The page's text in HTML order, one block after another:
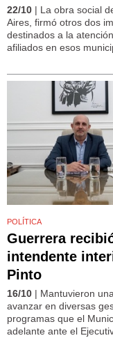
22/10 | La obra social
Aires, firmó otros dos
destinados a la
afiliados en esos
POLÍTICA
Guerrera
intendente
Pinto
16/10 | Mantuvieron
avanzar en diversas
programas que el
adelante ante el